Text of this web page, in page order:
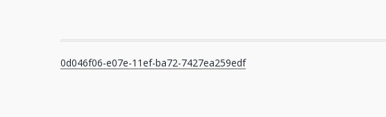
0d046f06-e07e-11ef-ba72-7427ea259edf